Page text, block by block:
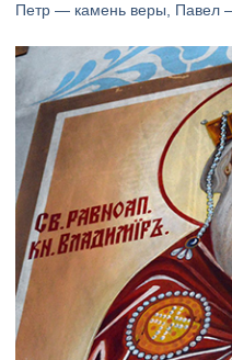
Петр — камень веры, Павел